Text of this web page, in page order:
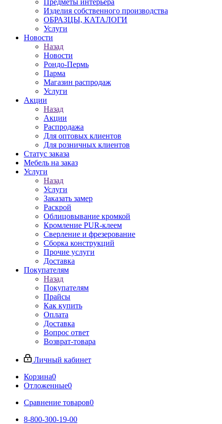
Предметы интерьера
Изделия собственного производства
ОБРАЗЦЫ, КАТАЛОГИ
Услуги
Новости
Назад
Новости
Рондо-Пермь
Парма
Магазин распродаж
Услуги
Акции
Назад
Акции
Распродажа
Для оптовых клиентов
Для розничных клиентов
Статус заказа
Мебель на заказ
Услуги
Назад
Услуги
Заказать замер
Раскрой
Облицовывание кромкой
Кромление PUR-клеем
Сверление и фрезерование
Сборка конструкций
Прочие услуги
Доставка
Покупателям
Назад
Покупателям
Прайсы
Как купить
Оплата
Доставка
Вопрос ответ
Возврат-товара
Личный кабинет
Корзина0
Отложенные0
Сравнение товаров0
8-800-300-19-00